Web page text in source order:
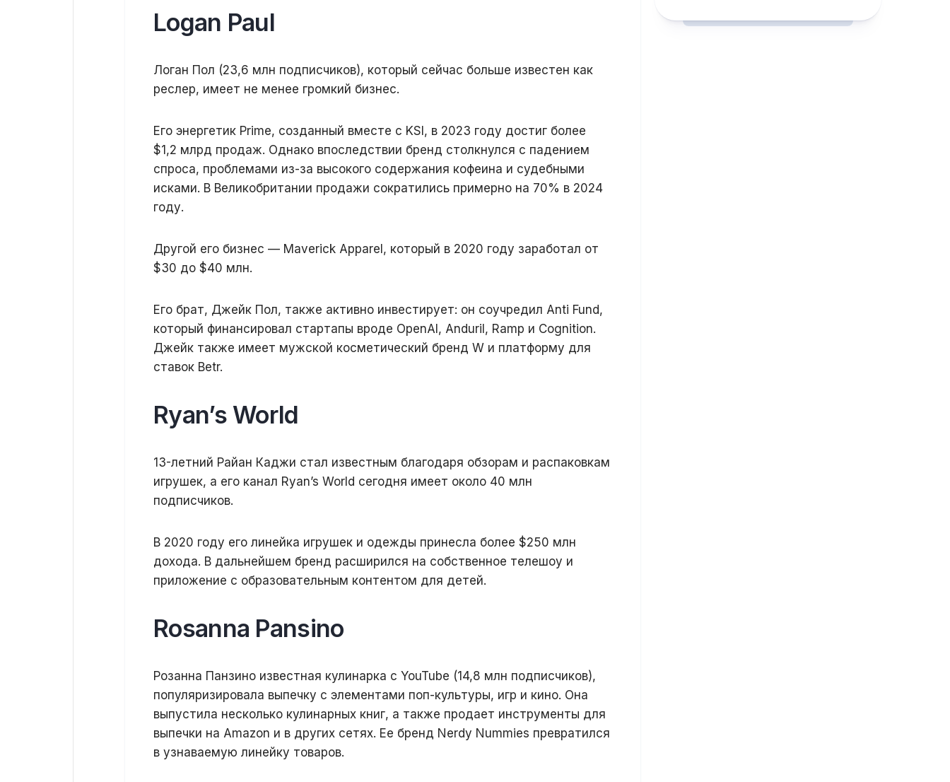
Logan Paul
Логан Пол (23,6 млн подписчиков), который сейчас больше известен как
реслер, имеет не менее громкий бизнес.
Его энергетик Prime, созданный вместе с KSI, в 2023 году достиг более
$1,2 млрд продаж. Однако впоследствии бренд столкнулся с падением
спроса, проблемами из-за высокого содержания кофеина и судебными
исками. В Великобритании продажи сократились примерно на 70% в 2024
году.
Другой его бизнес — Maverick Apparel, который в 2020 году заработал от
$30 до $40 млн.
Его брат, Джейк Пол, также активно инвестирует: он соучредил Anti Fund,
который финансировал стартапы вроде OpenAI, Anduril, Ramp и Cognition.
Джейк также имеет мужской косметический бренд W и платформу для
ставок Betr.
Ryan’s World
13-летний Райан Каджи стал известным благодаря обзорам и распаковкам
игрушек, а его канал Ryan’s World сегодня имеет около 40 млн
подписчиков.
В 2020 году его линейка игрушек и одежды принесла более $250 млн
дохода. В дальнейшем бренд расширился на собственное телешоу и
приложение с образовательным контентом для детей.
Rosanna Pansino
Розанна Панзино известная кулинарка с YouTube (14,8 млн подписчиков),
популяризировала выпечку с элементами поп-культуры, игр и кино. Она
выпустила несколько кулинарных книг, а также продает инструменты для
выпечки на Amazon и в других сетях. Ее бренд Nerdy Nummies превратился
в узнаваемую линейку товаров.